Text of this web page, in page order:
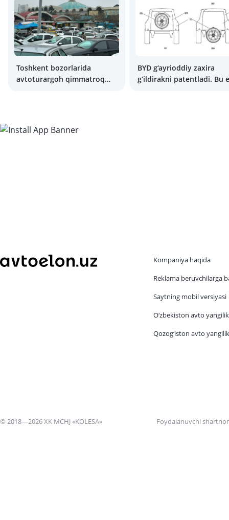
Toshkent bozorlarida
avtoturargoh qimmatroq
BYD g‘ayrioddiy zaxira
g‘ildirakni patentladi. Bu
Kompaniya haqida
Reklama beruvchilarga
Saytning mobil versiyasi
O‘zbekiston avto
Qozog‘iston avto
© 2018—2026 XK MCHJ «KOLESA» Foydalanuvchi